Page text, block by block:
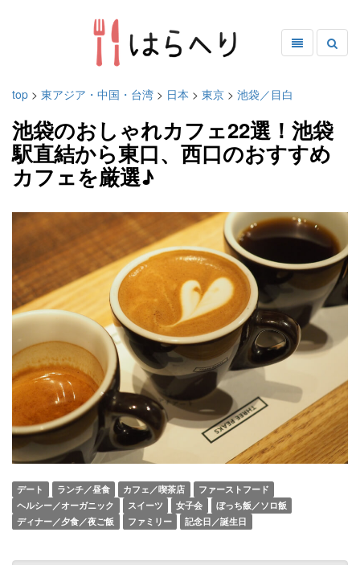
top > 東アジア・中国・台湾 > 日本 > 東京 > 池袋／目白
池袋のおしゃれカフェ22選！池袋
駅直結から東口、西口のおすすめ
カフェを厳選♪
デート ランチ／昼食 カフェ／喫茶店
ファーストフード
ヘルシー／オーガニック
スイーツ 女子会
ぼっち飯／ソロ飯
ディナー／夕食／夜ご飯
ファミリー 記念日／誕生日